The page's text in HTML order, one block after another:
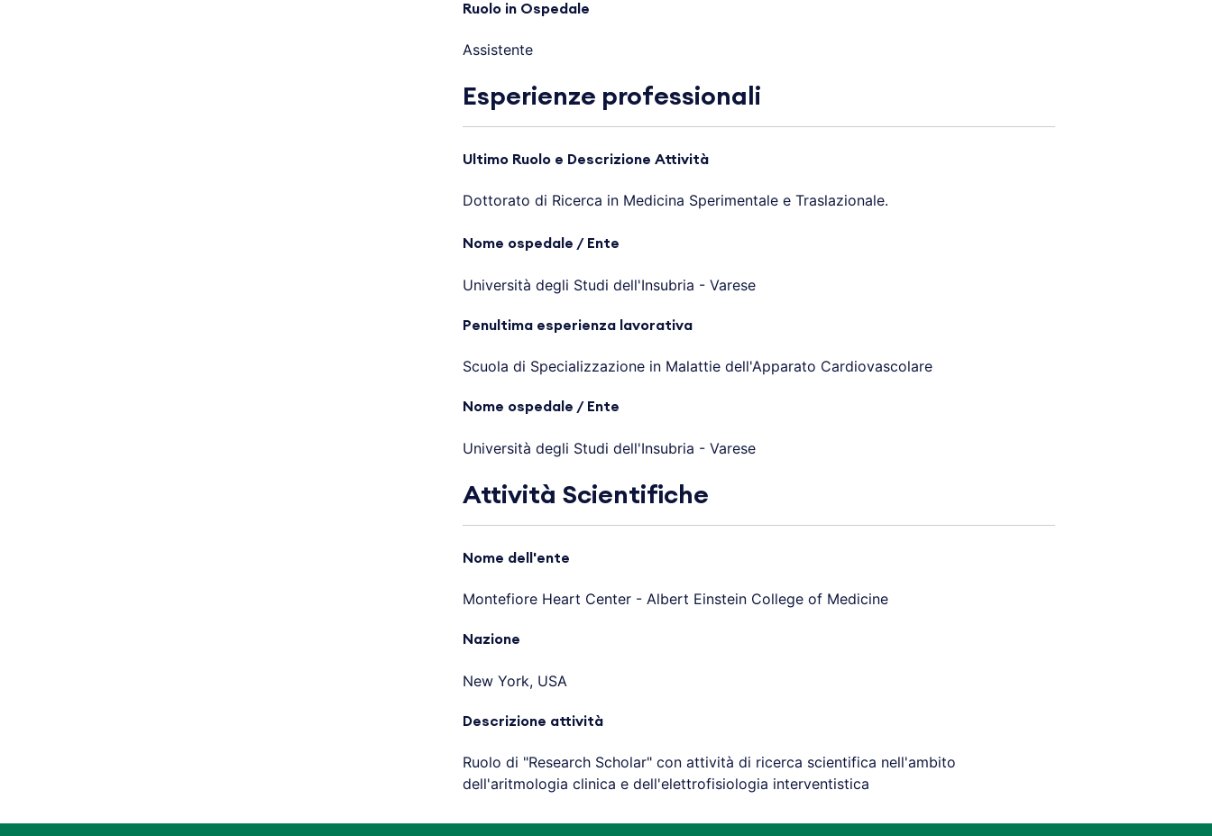
Ruolo in Ospedale
Assistente
Esperienze professionali
Ultimo Ruolo e Descrizione Attività
Dottorato di Ricerca in Medicina Sperimentale e Traslazionale.
Nome ospedale / Ente
Università degli Studi dell'Insubria - Varese
Penultima esperienza lavorativa
Scuola di Specializzazione in Malattie dell'Apparato Cardiovascolare
Nome ospedale / Ente
Università degli Studi dell'Insubria - Varese
Attività Scientifiche
Nome dell'ente
Montefiore Heart Center - Albert Einstein College of Medicine
Nazione
New York, USA
Descrizione attività
Ruolo di "Research Scholar" con attività di ricerca scientifica nell'ambito
dell'aritmologia clinica e dell'elettrofisiologia interventistica